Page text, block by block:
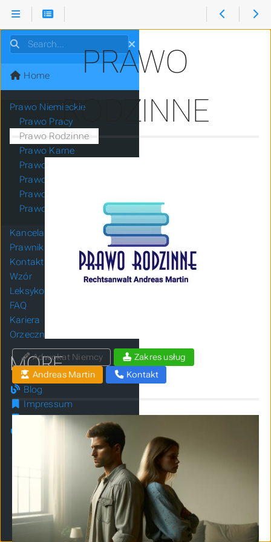
PRAWO
RODZINNE
Adwokat Niemcy
Zakres usług
Andreas Martin
Kontakt
Search
Home
Prawo Niemieckie
Prawo Pracy
Prawo Rodzinne
Prawo Karne
Prawo Drogowe
Prawo Cywilne
Prawo Gospodarcze
Prawo Spadkowe
Kancelaria
Prawnik
Kontakt
Wzór
Leksykon
FAQ
Kariera
Orzecznictwo
MORE
Blog
Impressum
Datenschutz
Interessante
Seiten